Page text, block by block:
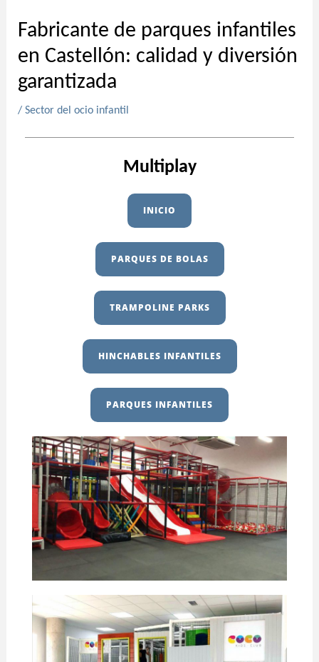
Fabricante de parques infantiles
en Castellón: calidad y diversión
garantizada
/ Sector del ocio infantil
Multiplay
INICIO
PARQUES DE BOLAS
TRAMPOLINE PARKS
HINCHABLES INFANTILES
PARQUES INFANTILES